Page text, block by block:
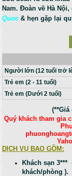
Nam. Đoàn về Hà
Quoc & hẹn gặp lại
Người lớn (12 tuổi trở
Trẻ em (2 - 11 tuổi)
Trẻ em (Dưới 2 tuổi)
Quý khách tham gia
DỊCH VỤ BAO GỒM:
Khách sạn
khách/phòng ).